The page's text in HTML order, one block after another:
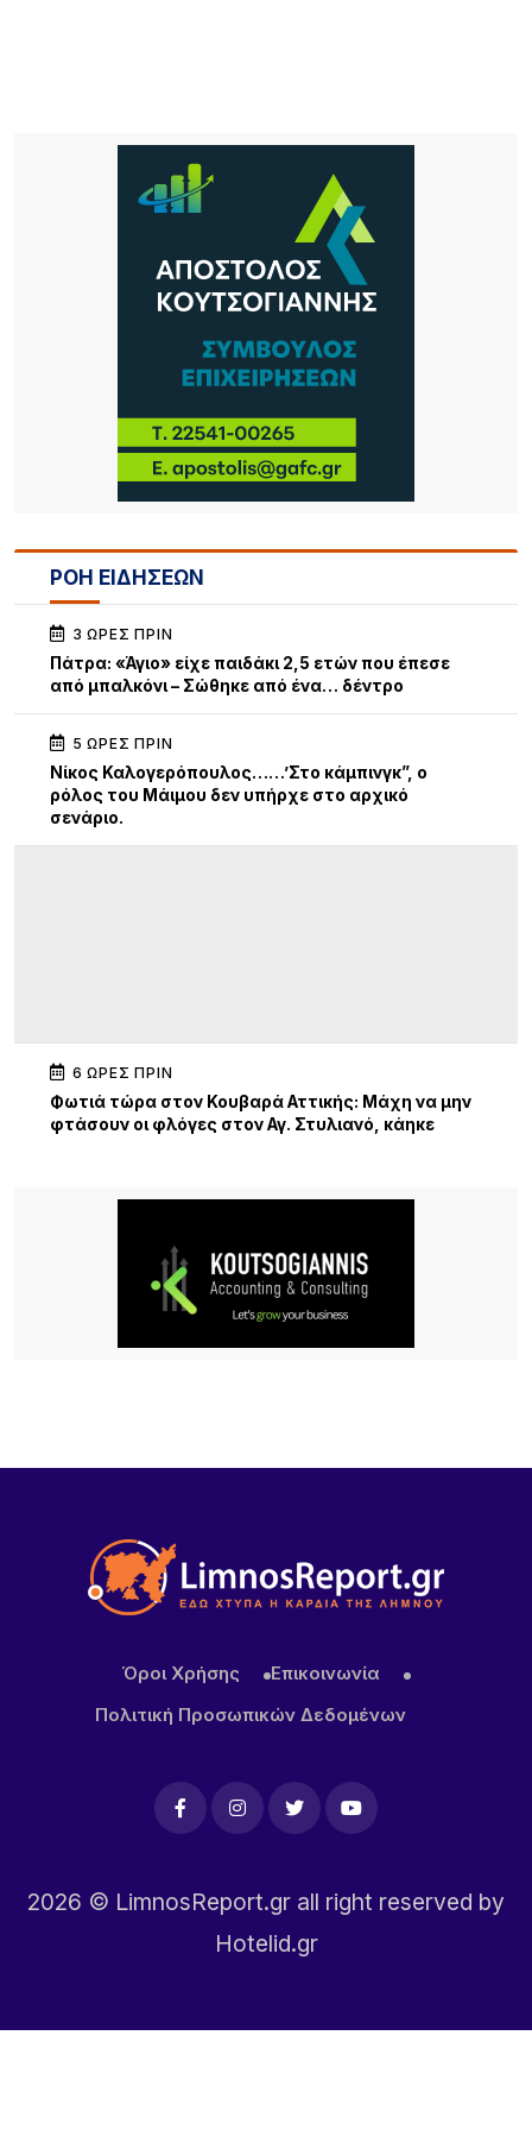
ΡΟΗ ΕΙΔΗΣΕΩΝ
3 ΏΡΕΣ ΠΡΙΝ
Πάτρα: «Άγιο» είχε παιδάκι 2,5 ετών που έπεσε
από μπαλκόνι – Σώθηκε από ένα… δέντρο
5 ΏΡΕΣ ΠΡΙΝ
Νίκος Καλογερόπουλος……’Στο κάμπινγκ”, ο
ρόλος του Μάιμου δεν υπήρχε στο αρχικό
σενάριο.
6 ΏΡΕΣ ΠΡΙΝ
Φωτιά τώρα στον Κουβαρά Αττικής: Μάχη να μην
φτάσουν οι φλόγες στον Αγ. Στυλιανό, κάηκε
6 ΏΡΕΣ ΠΡΙΝ
Σωματεία Β. Αιγαίου
6 ΏΡΕΣ ΠΡΙΝ
6 ΏΡΕΣ ΠΡΙΝ
ανακατασκευή περίφραξης του οικοπέδου της
Μητρόπολης Μύρινας Λήμνου.
μελτέμια η έξοδος του Δεκαπεντάγουστου
Όροι Χρήσης
Επικοινωνία
Πολιτική Προσωπικών Δεδομένων
2026 © LimnosReport.gr all right reserved by
Hotelid.gr